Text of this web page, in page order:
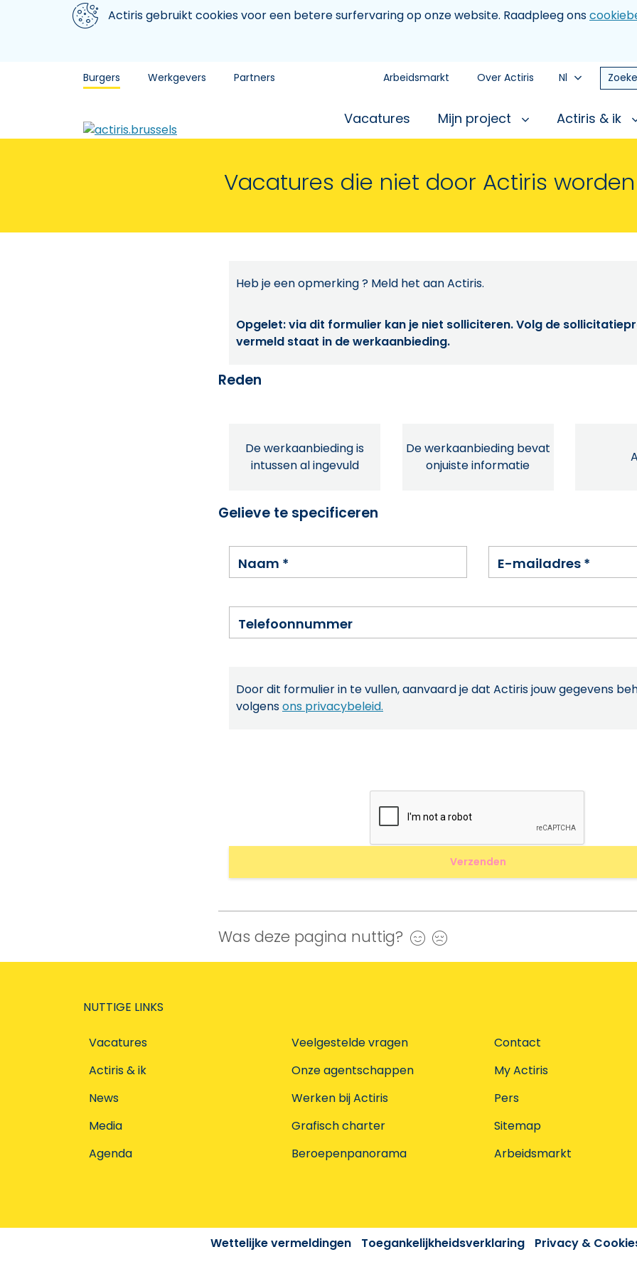
Aller au contenu principal
We gebruiken cookiesActiris gebruikt cookies voor een betere surfervaring op onze website. Raadpleeg ons
Burgers Werkgevers Partners Arbeidsmarkt Over Actiris Nl
Vacatures Mijn project Actiris & ik
Vacatures die niet door Actiris
Heb je een opmerking ? Meld het aan Actiris.
Opgelet: via dit formulier kan je niet solliciteren. Volg de
vermeld staat in de werkaanbieding.
Reden
De werkaanbieding is
intussen al ingevuld
De werkaanbieding bevat
onjuiste informatie
Gelieve te specificeren
Naam * E-mailadres *
Telefoonnummer
Door dit formulier in te vullen, aanvaard je dat Actiris jouw gegevens
volgensons privacybeleid.
Was deze pagina nuttig? Ja
NUTTIGE LINKS
Vacatures
Actiris & ik
News
Media
Agenda
Veelgestelde vragen
Onze agentschappen
Werken bij Actiris
Grafisch charter
Beroepenpanorama
Contact
My Actiris
Pers
Sitemap
Arbeidsmarkt
Wettelijke vermeldingen Toegankelijkheidsverklaring Privacy &